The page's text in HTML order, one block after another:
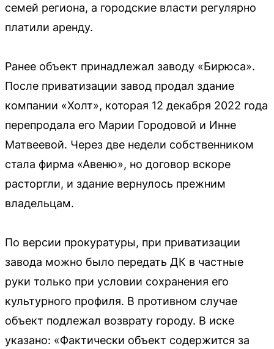
семей региона, а городские власти регулярно
платили аренду.
Ранее объект принадлежал заводу «Бирюса».
После приватизации завод продал здание
компании «Холт», которая 12 декабря 2022 года
перепродала его Марии Городовой и Инне
Матвеевой. Через две недели собственником
стала фирма «Авеню», но договор вскоре
расторгли, и здание вернулось прежним
владельцам.
По версии прокуратуры, при приватизации
завода можно было передать ДК в частные
руки только при условии сохранения его
культурного профиля. В противном случае
объект подлежал возврату городу. В иске
указано: «Фактически объект содержится за